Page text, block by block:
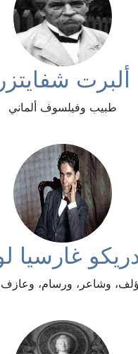
ألبرت شفايتزر
طبيب وفيلسوف ألماني
غارسيا
وشاعر، ورسام، وعازف